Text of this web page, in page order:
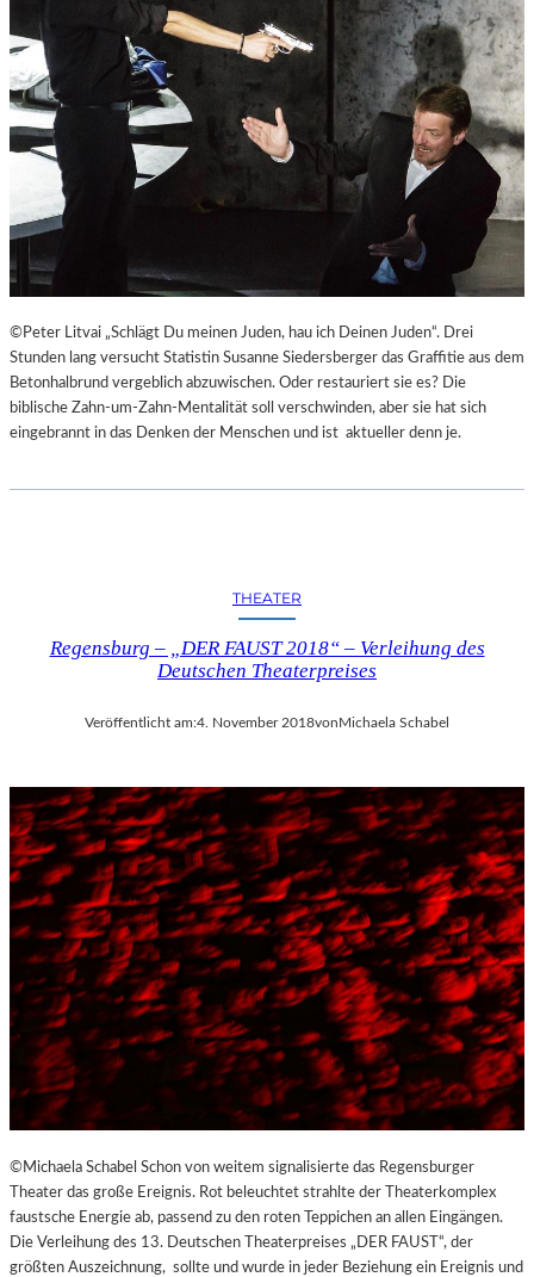
©Peter Litvai „Schlägt Du meinen Juden, hau ich Deinen Juden“. Drei
Stunden lang versucht Statistin Susanne Siedersberger das Graffitie aus dem
Betonhalbrund vergeblich abzuwischen. Oder restauriert sie es? Die
biblische Zahn-um-Zahn-Mentalität soll verschwinden, aber sie hat sich
eingebrannt in das Denken der Menschen und ist aktueller denn je.
THEATER
Regensburg – „DER FAUST 2018“ – Verleihung des
Deutschen Theaterpreises
Veröffentlicht am:4. November 2018von Michaela Schabel
©Michaela Schabel Schon von weitem signalisierte das Regensburger
Theater das große Ereignis. Rot beleuchtet strahlte der Theaterkomplex
faustsche Energie ab, passend zu den roten Teppichen an allen Eingängen.
Die Verleihung des 13. Deutschen Theaterpreises „DER FAUST“, der
größten Auszeichnung, sollte und wurde in jeder Beziehung ein Ereignis und